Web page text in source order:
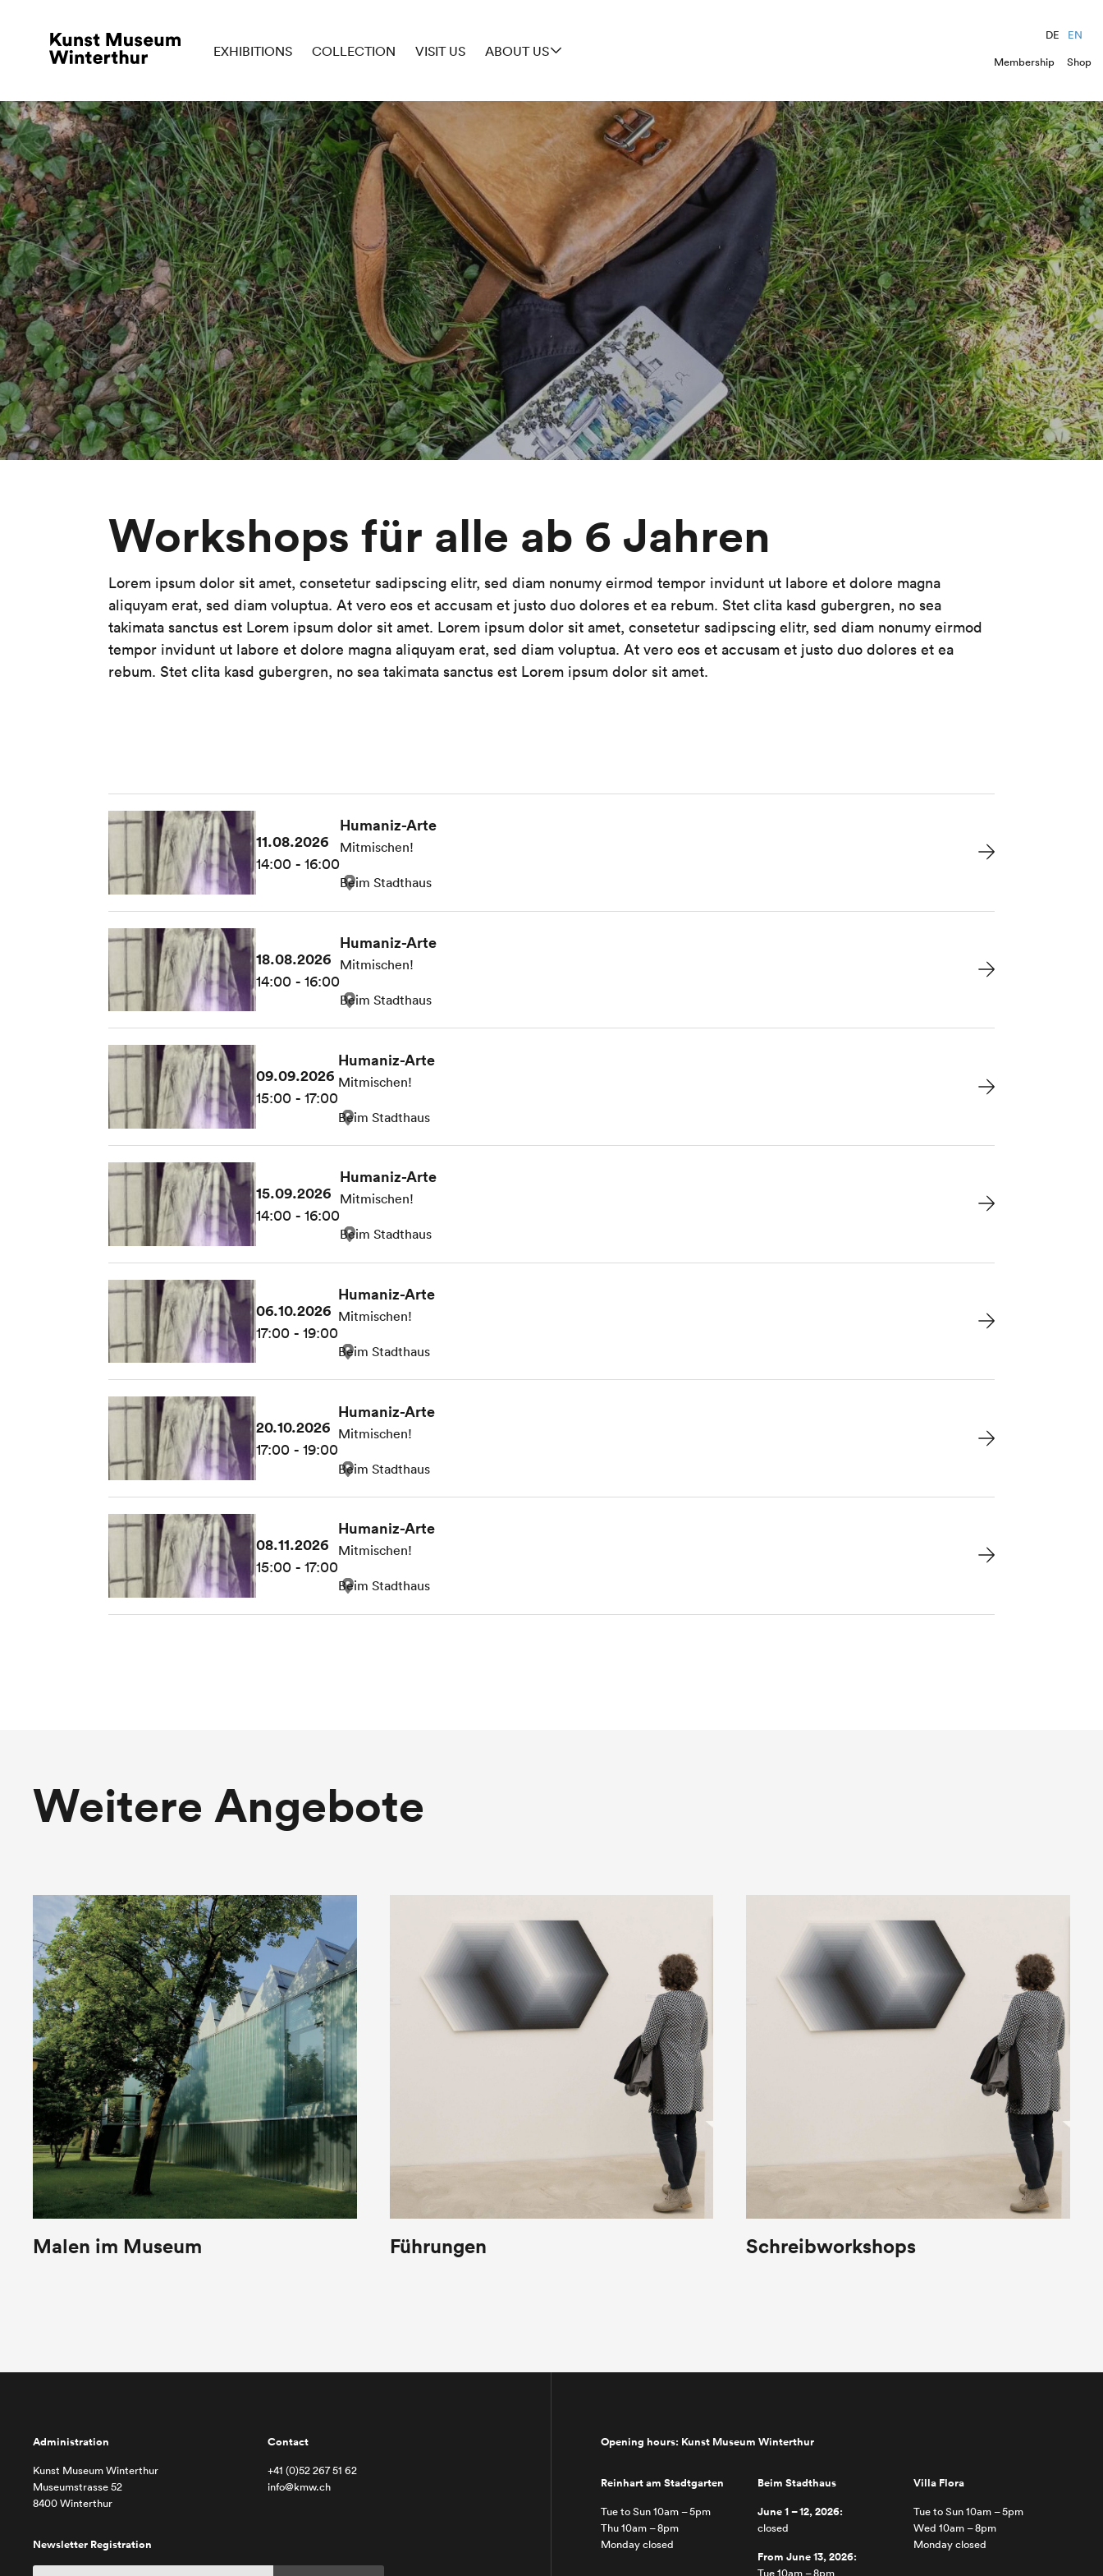
EXHIBITIONS COLLECTION VISIT US ABOUT US
DE
EN
Membership
Shop
Workshops für alle ab 6 Jahren
Lorem ipsum dolor sit amet, consetetur sadipscing elitr, sed diam nonumy eirmod tempor invidunt ut labore et dolore magna
aliquyam erat, sed diam voluptua. At vero eos et accusam et justo duo dolores et ea rebum. Stet clita kasd gubergren, no sea
takimata sanctus est Lorem ipsum dolor sit amet. Lorem ipsum dolor sit amet, consetetur sadipscing elitr, sed diam nonumy eirmod
tempor invidunt ut labore et dolore magna aliquyam erat, sed diam voluptua. At vero eos et accusam et justo duo dolores et ea
rebum. Stet clita kasd gubergren, no sea takimata sanctus est Lorem ipsum dolor sit amet.
11.08.2026
14:00 - 16:00
Humaniz-Arte
Mitmischen!
Beim Stadthaus
18.08.2026
14:00 - 16:00
Humaniz-Arte
Mitmischen!
Beim Stadthaus
09.09.2026
15:00 - 17:00
Humaniz-Arte
Mitmischen!
Beim Stadthaus
15.09.2026
14:00 - 16:00
Humaniz-Arte
Mitmischen!
Beim Stadthaus
06.10.2026
17:00 - 19:00
Humaniz-Arte
Mitmischen!
Beim Stadthaus
20.10.2026
17:00 - 19:00
Humaniz-Arte
Mitmischen!
Beim Stadthaus
08.11.2026
15:00 - 17:00
Humaniz-Arte
Mitmischen!
Beim Stadthaus
Weitere Angebote
Malen im Museum Führungen Schreibworkshops
Administration
Kunst Museum Winterthur
Museumstrasse 52
8400 Winterthur
Contact
+41 (0)52 267 51 62
info@kmw.ch
Newsletter Registration
Opening hours: Kunst Museum Winterthur
Reinhart am Stadtgarten
Tue to Sun 10am – 5pm
Thu 10am – 8pm
Monday closed
Beim Stadthaus
June 1 – 12, 2026:
closed
From June 13, 2026:
Villa Flora
Tue to Sun 10am – 5pm
Wed 10am – 8pm
Monday closed